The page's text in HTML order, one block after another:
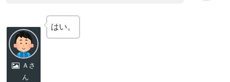
Ａさ
ん
はい。